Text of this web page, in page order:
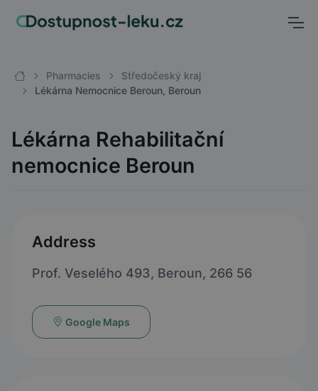
Pharmacies
Středočeský kraj
Lékárna Nemocnice Beroun, Beroun
Lékárna Rehabilitační
nemocnice Beroun
Address
Prof. Veselého 493, Beroun, 266 56
Google Maps